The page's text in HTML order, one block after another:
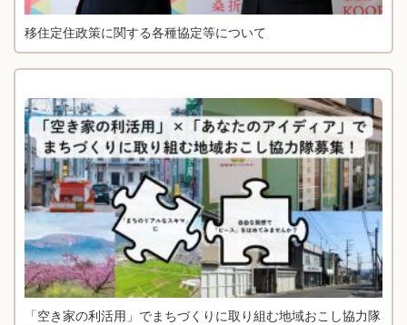
移住定住政策に関する各種協定等について
「空き家の利活用」でまちづくりに取り組む地域おこし協力隊